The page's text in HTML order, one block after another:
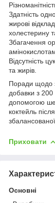
Здатність
жирові
холестерину
Збагачення
Відсутність
та жирів.
Поради щодо
добавки з
допомогою
коктейль
збалансованої
Приховати
Основні